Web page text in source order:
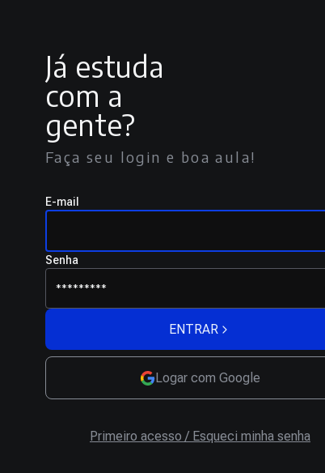
Já estuda
com a
gente?
Faça seu login e boa aula!
E-mail
Senha
ENTRAR
Logar com Google
Primeiro acesso / Esqueci minha senha